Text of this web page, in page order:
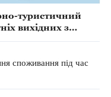
туристичний
вихідних з
споживання під час